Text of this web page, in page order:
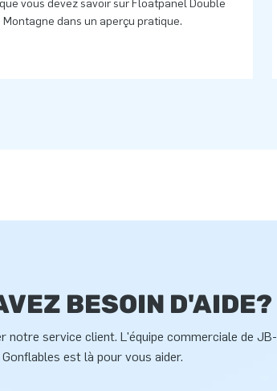
vous devez savoir sur Floatpanel Double
Montagne dans un aperçu pratique.
BESOIN D'AIDE?
notre service client. L'équipe commerciale de JB-
Gonflables est là pour vous aider.